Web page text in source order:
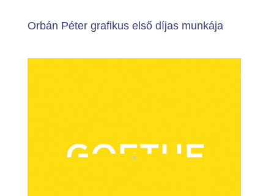
Orbán Péter grafikus első díjas munkája